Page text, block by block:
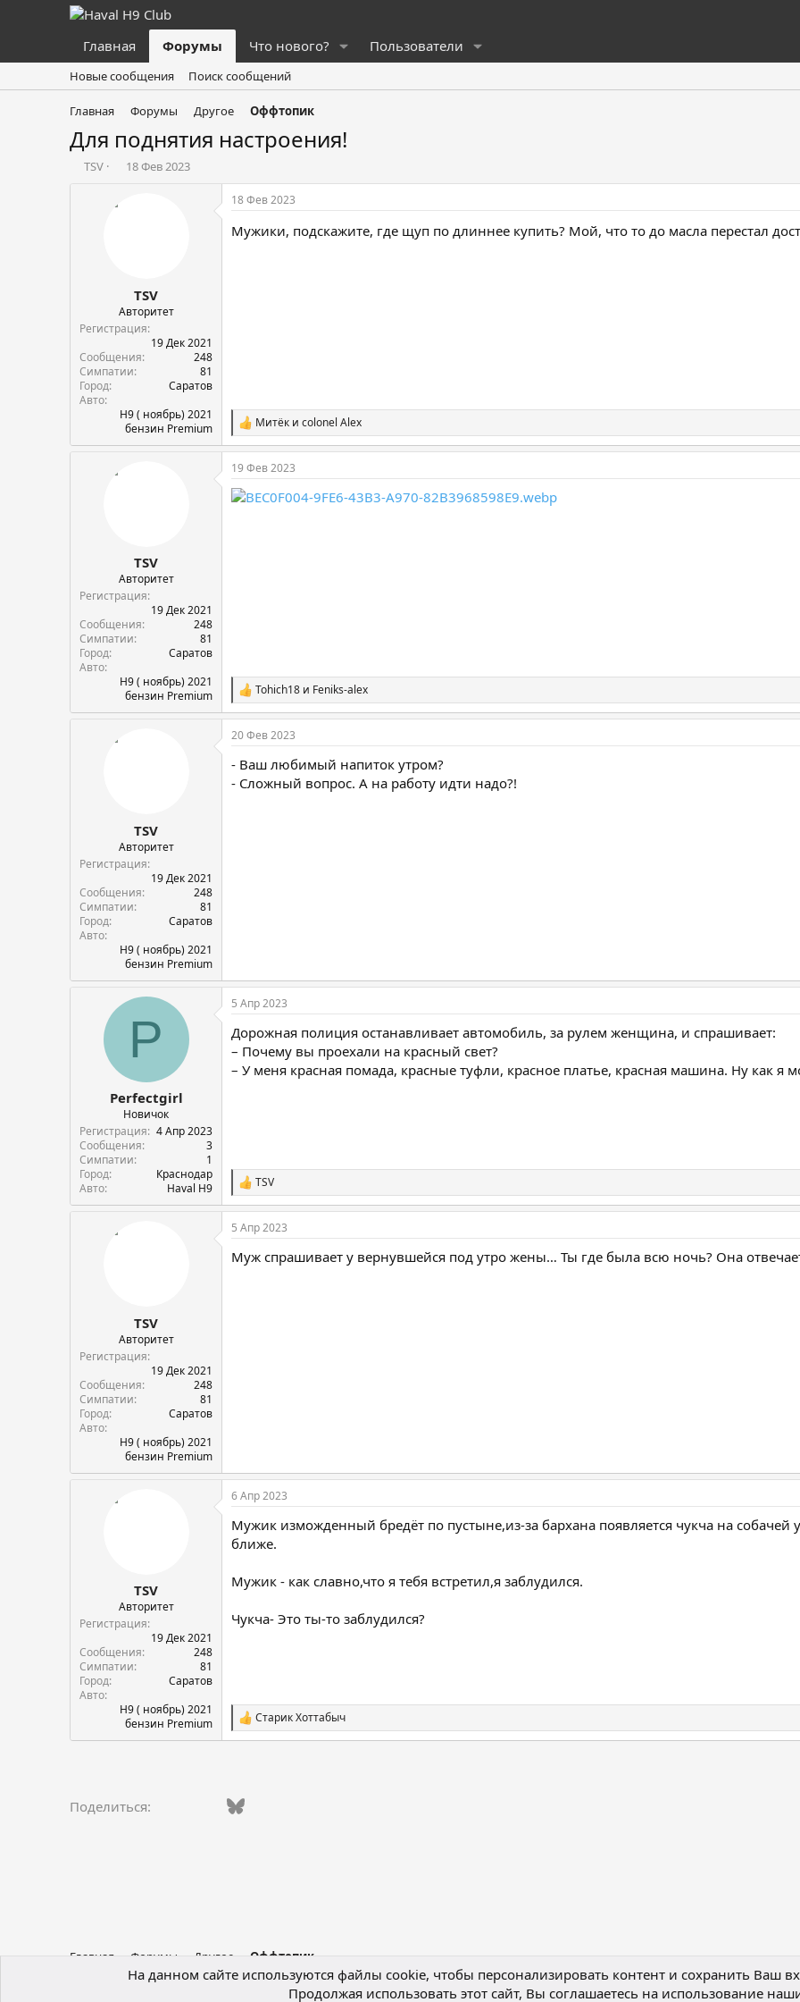
Главная Форумы Что нового? Пользователи
Новые сообщения Поиск сообщений
Главная Форумы Другое Оффтопик
Для поднятия настроения!
А
TSV
Д
а
18 Фев 2023
TSV
Авторитет
Регистрация
19 Дек 2021
Сообщения
248
Симпатии
81
Город
Саратов
Авто
H9 ( ноябрь) 2021
бензин Premium
18 Фев 2023
Мужики, подскажите, где щуп по длиннее купить? Мой, что то до масла перестал
С
и
м
п
а
т
Митёк и colonel Alex
TSV
Авторитет
Регистрация
19 Дек 2021
Сообщения
248
Симпатии
81
Город
Саратов
Авто
H9 ( ноябрь) 2021
бензин Premium
19 Фев 2023
С
и
м
п
т
и
Tohich18 и Feniks-alex
TSV
Авторитет
Регистрация
19 Дек 2021
Сообщения
248
Симпатии
81
Город
Саратов
Авто
H9 ( ноябрь) 2021
бензин Premium
20 Фев 2023
- Ваш любимый напиток утром?
- Сложный вопрос. А на работу идти надо?!
P
Perfectgirl
Новичок
Регистрация
4 Апр 2023
Сообщения
3
Симпатии
1
Город
Краснодар
Авто
Haval H9
5 Апр 2023
Дорожная полиция останавливает автомобиль, за рулем женщина, и спрашивает:
– Почему вы проехали на красный свет?
– У меня красная помада, красные туфли, красное платье, красная машина. Ну как я
С
и
м
п
т
TSV
TSV
Авторитет
Регистрация
19 Дек 2021
Сообщения
248
Симпатии
81
Город
Саратов
Авто
H9 ( ноябрь) 2021
бензин Premium
5 Апр 2023
Муж спрашивает у вернувшейся под утро жены… Ты где была всю ночь? Она
TSV
Авторитет
Регистрация
19 Дек 2021
Сообщения
248
Симпатии
81
Город
Саратов
Авто
H9 ( ноябрь) 2021
бензин Premium
6 Апр 2023
Мужик изможденный бредёт по пустыне,из-за бархана появляется чукча на
ближе.
Мужик - как славно,что я тебя встретил,я заблудился.
Чукча- Это ты-то заблудился?
С
и
т
и
Старик Хоттабыч
Поделиться: Vkontakte
FacebookBluesky
Главная Форумы Другое Оффтопик
Обратная связь Условия и правила
На данном сайте используются файлы cookie, чтобы персонализировать контент и сохранить Ваш
Продолжая использовать этот сайт, Вы соглашаетесь на использование